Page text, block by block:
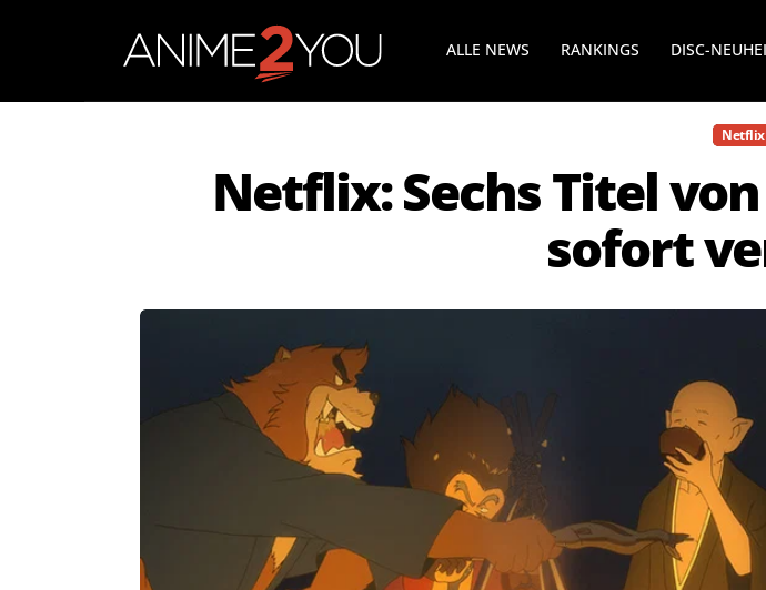
ALLE NEWS RANKINGS DISC-
Netflix
Netflix: Sechs Titel
sofort